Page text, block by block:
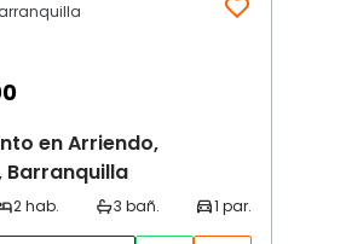
en Arriendo,
Barranquilla